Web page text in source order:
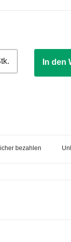
In den
bezahlen